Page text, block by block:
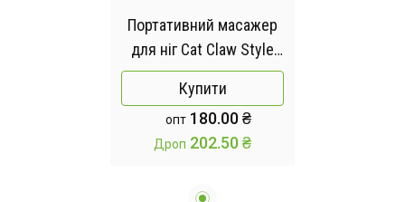
Портативний масажер
для ніг Cat Claw Style
Foot Massager з 12
роликами та 4
магнітними кульками
Купити
опт 180.00 ₴
Дроп 202.50 ₴